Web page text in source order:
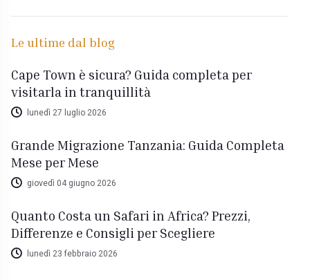
Le ultime dal blog
Cape Town è sicura? Guida completa per
visitarla in tranquillità
lunedì 27 luglio 2026
Grande Migrazione Tanzania: Guida Completa
Mese per Mese
giovedì 04 giugno 2026
Quanto Costa un Safari in Africa? Prezzi,
Differenze e Consigli per Scegliere
lunedì 23 febbraio 2026